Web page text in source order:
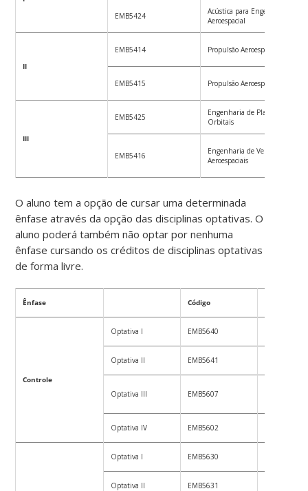
EMB5424
Acústica para Engenharia
Aeroespacial
II
EMB5414 Propulsão Aeroespacial II
EMB5415 Propulsão Aeroespacial III
III
EMB5425
Engenharia de Plataformas
Orbitais
EMB5416
Engenharia de Veículos
Aeroespaciais
O aluno tem a opção de cursar uma determinada
ênfase através da opção das disciplinas optativas. O
aluno poderá também não optar por nenhuma
ênfase cursando os créditos de disciplinas optativas
de forma livre.
Ênfase Código
Controle
Optativa I EMB5640
Optativa II EMB5641
Optativa III EMB5607
Optativa IV EMB5602
Optativa I EMB5630
Optativa II EMB5631